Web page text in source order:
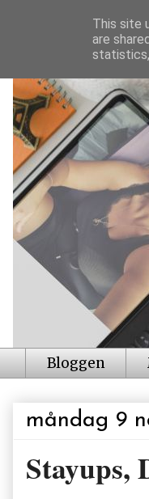
Bloggen
måndag 9
This site
are